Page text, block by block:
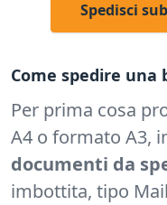
Spedisci
Come spedire una
Per prima cosa
A4 o formato A3,
documenti da
imbottita, tipo